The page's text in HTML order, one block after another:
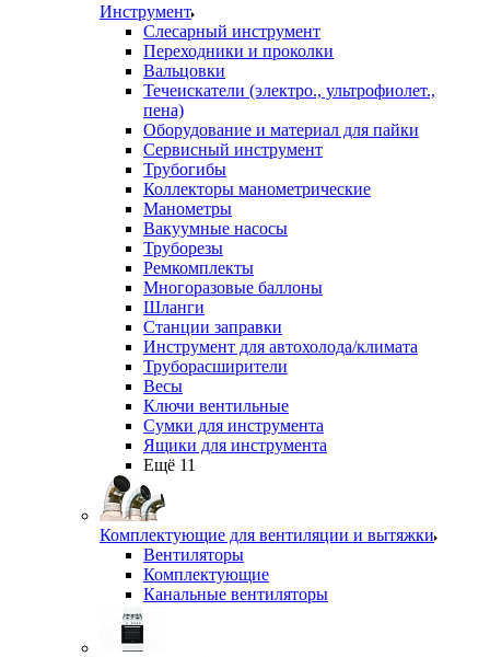
Инструмент
Слесарный инструмент
Переходники и проколки
Вальцовки
Течеискатели (электро., ультрофиолет.,
пена)
Оборудование и материал для пайки
Сервисный инструмент
Трубогибы
Коллекторы манометрические
Манометры
Вакуумные насосы
Труборезы
Ремкомплекты
Многоразовые баллоны
Шланги
Станции заправки
Инструмент для автохолода/климата
Труборасширители
Весы
Ключи вентильные
Сумки для инструмента
Ящики для инструмента
Ещё 11
Комплектующие для вентиляции и вытяжки
Вентиляторы
Комплектующие
Канальные вентиляторы